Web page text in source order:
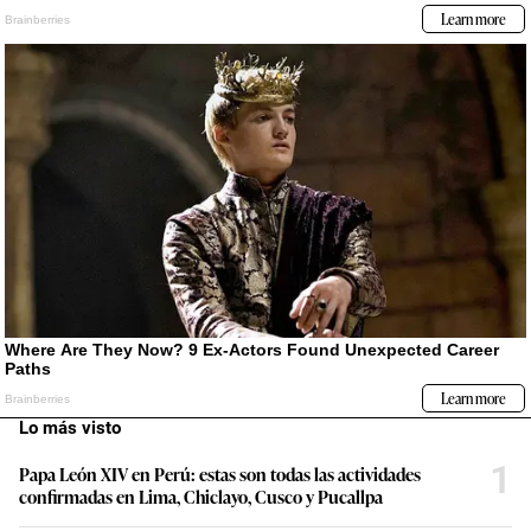
Lo más visto
Papa León XIV en Perú: estas son todas las actividades
confirmadas en Lima, Chiclayo, Cusco y Pucallpa
1